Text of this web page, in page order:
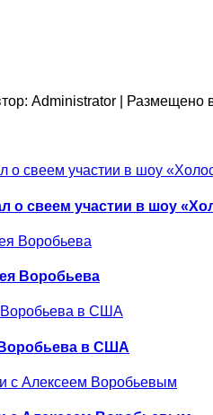
Administrator | Размещено
о свеем участии в шоу
Воробьева
в США